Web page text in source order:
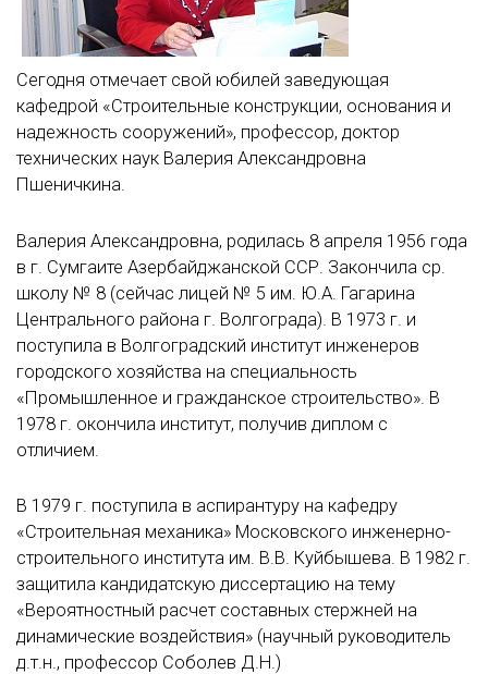
Сегодня отмечает свой юбилей заведующая
кафедрой «Строительные конструкции, основания и
надежность сооружений», профессор, доктор
технических наук Валерия Александровна
Пшеничкина.
Валерия Александровна, родилась 8 апреля 1956 года
в г. Сумгаите Азербайджанской ССР. Закончила ср.
школу № 8 (сейчас лицей № 5 им. Ю.А. Гагарина
Центрального района г. Волгограда). В 1973 г. и
поступила в Волгоградский институт инженеров
городского хозяйства на специальность
«Промышленное и гражданское строительство». В
1978 г. окончила институт, получив диплом с
отличием.
В 1979 г. поступила в аспирантуру на кафедру
«Строительная механика» Московского инженерно-
строительного института им. В.В. Куйбышева. В 1982 г.
защитила кандидатскую диссертацию на тему
«Вероятностный расчет составных стержней на
динамические воздействия» (научный руководитель
д.т.н., профессор Соболев Д.Н.)